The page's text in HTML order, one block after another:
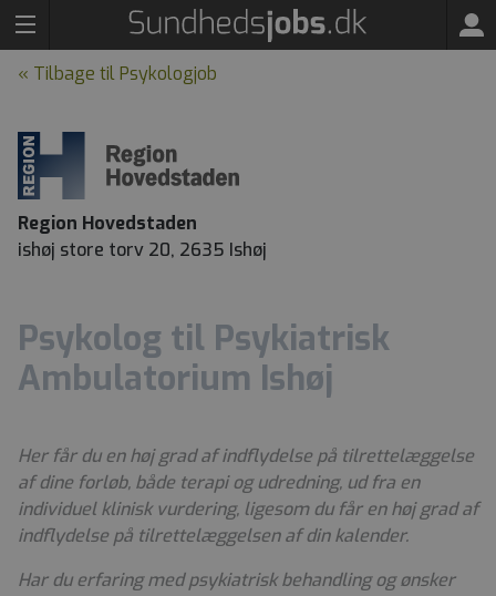
« Tilbage til Psykologjob
Region Hovedstaden
ishøj store torv 20, 2635 Ishøj
Psykolog til Psykiatrisk
Ambulatorium Ishøj
Her får du en høj grad af indflydelse på tilrettelæggelse
af dine forløb, både terapi og udredning, ud fra en
individuel klinisk vurdering, ligesom du får en høj grad af
indflydelse på tilrettelæggelsen af din kalender.
Har du erfaring med psykiatrisk behandling og ønsker